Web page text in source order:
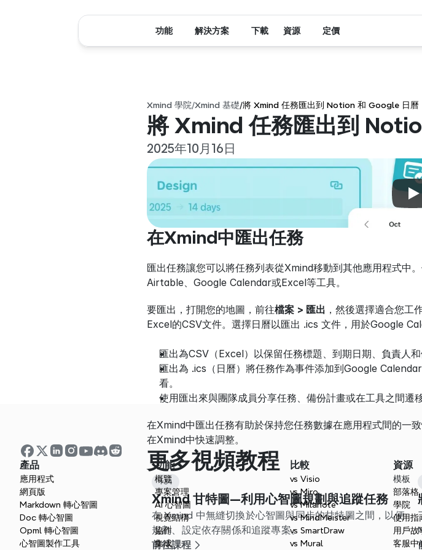
Xmind 學院/Xmind 基礎/將 Xmind 任務匯出到 Notion 和 Google 日曆
將 Xmind 任務匯出到
2025年10月16日
在Xmind中匯出任務
匯出任務讓您可以將任務列表從Xmind移動到其他應用程式中
Airtable、Google Calendar或Excel等工具。
要匯出，打開您的地圖，前往檔案 > 匯出 ，然後選擇適合您
Excel的CSV文件。選擇日曆以匯出 .ics 文件，用於Google
匯出為CSV（Excel）以保留任務標題、到期日期、負責人
匯出為 .ics（日曆）將任務作為事件添加到Google
看。
使用匯出來與團隊成員分享任務、備份計畫或在工具之間遷
在Xmind中匯出任務有助於保持您任務數據在應用程式間的一
在Xmind中快速調整。
更多視頻教程
1:34
Xmind 甘特圖—利用心智圖規劃與追蹤任務
在 Xmind 中無縫切換於心智圖與同步的甘特圖之間，以便
規劃、設定依存關係和追蹤專案。
前往課程
產品
應用程式
網頁版
Markdown 轉心智圖
Doc 轉心智圖
Opml 轉心智圖
心智圖製作工具
功能
概覽
專案管理
AI 心智圖
視覺結構
協作
集成
比較
vs Visio
vs Miro
vs Milanote
vs MindMeister
vs SmartDraw
vs Mural
資源
模板
部落格
學院
使用指
用戶故
客服中
功能 解決方案 下載 資源 定價